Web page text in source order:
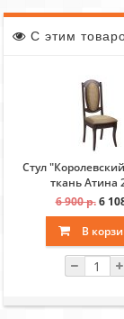
С этим
Стул
ткань Атина
(Квадраты
6 900 р. 6
В